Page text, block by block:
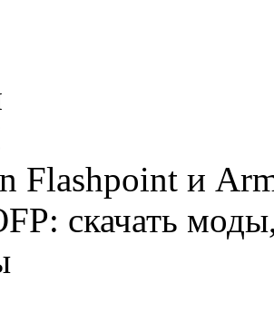
Flashpoint и
скачать